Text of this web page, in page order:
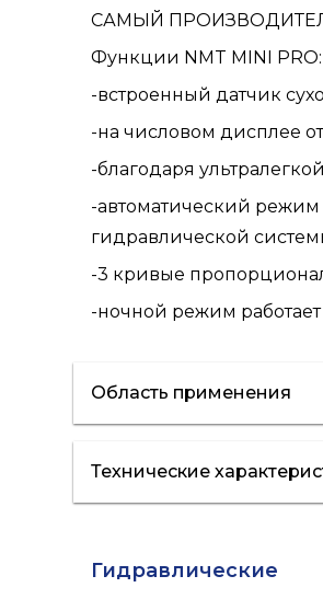
САМЫЙ
Функции NMT MINI PRO:
-встроенный датчик
-на числовом дисплее
-благодаря
-автоматический режим
гидравлической
-3 кривые
-ночной режим
Область применения
отопление
Технические
Гидравлические